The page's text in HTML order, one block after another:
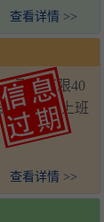
查看详情 >>
男女不限40
数名，上班
查看详情 >>